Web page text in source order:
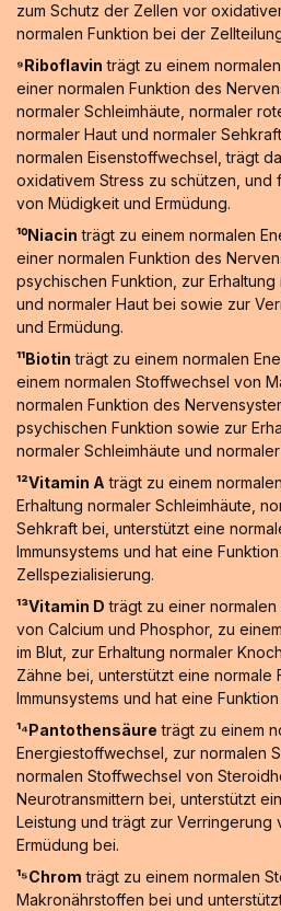
zum Schutz der Zellen vor
normalen Funktion bei der
⁹Riboflavin trägt zu einem
einer normalen Funktion des
normaler Schleimhäute, normaler
normaler Haut und normaler
normalen Eisenstoffwechsel, trägt
oxidativem Stress zu schützen,
von Müdigkeit und Ermüdung.
¹⁰Niacin trägt zu einem normalen
einer normalen Funktion des
psychischen Funktion, zur Erhaltung
und normaler Haut bei sowie zur
und Ermüdung.
¹¹Biotin trägt zu einem normalen
einem normalen Stoffwechsel von
normalen Funktion des
psychischen Funktion sowie zur
normaler Schleimhäute und
¹²Vitamin A trägt zu einem
Erhaltung normaler Schleimhäute,
Sehkraft bei, unterstützt eine
Immunsystems und hat eine
Zellspezialisierung.
¹³Vitamin D trägt zu einer
von Calcium und Phosphor, zu
im Blut, zur Erhaltung normaler
Zähne bei, unterstützt eine normale
Immunsystems und hat eine
¹⁴Pantothensäure trägt zu einem
Energiestoffwechsel, zur normalen
normalen Stoffwechsel von
Neurotransmittern bei, unterstützt
Leistung und trägt zur Verringerung
Ermüdung bei.
¹⁵Chrom trägt zu einem normalen
Makronährstoffen bei und